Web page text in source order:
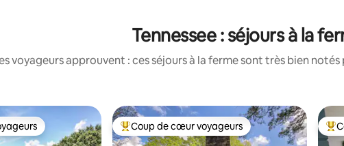
Tennessee : séjours à la
voyageurs approuvent : ces séjours à la ferme sont très bien
les plus appréciés Coups de cœur voyageurs les plus appréciés
Coup de cœur voyageurs